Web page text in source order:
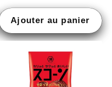
habituel
Ajouter au panier